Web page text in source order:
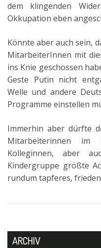
dem klingenden
Okkupation eben
Könnte aber auch sein,
MitarbeiterInnen mit
ins Knie geschossen
Geste Putin nicht
Welle und andere
Programme einstellen
Immerhin aber dürfte
Mitarbeiterinnen
Kolleginnen, aber
Kindergruppe größte
rundum tapferes,
ARCHIV